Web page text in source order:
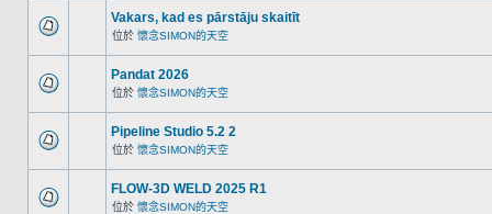
Vakars, kad es pārstāju skaitīt
位於 懷念SIMON的天空
Pandat 2026
位於 懷念SIMON的天空
Pipeline Studio 5.2 2
位於 懷念SIMON的天空
FLOW-3D WELD 2025 R1
位於 懷念SIMON的天空